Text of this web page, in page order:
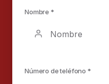
Nombre *
Número de teléfono *